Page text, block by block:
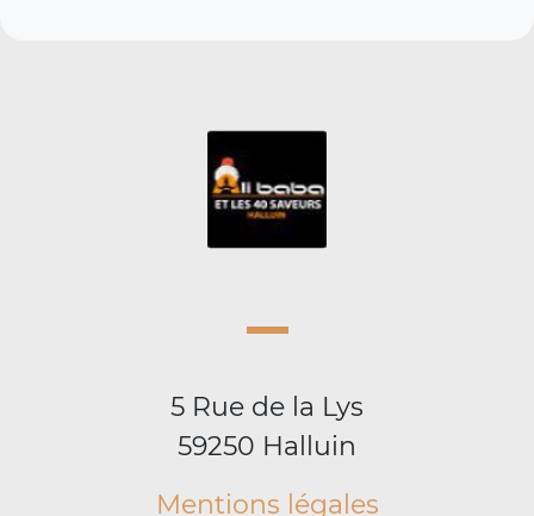
5 Rue de la Lys
59250 Halluin
Mentions légales